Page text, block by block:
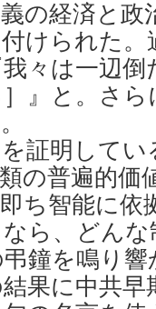
の経済と政
けられた
々は一辺倒
』と。さ
証明してい
の普遍的価
ち智能に依
ら、どん
鐘を鳴り
果に中共